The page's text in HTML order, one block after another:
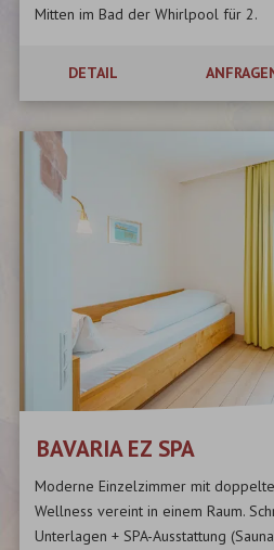
Mitten im Bad der Whirlpool für 2.
DETAIL
BAVARIA EZ SPA
Moderne Einzelzimmer mit
Wellness vereint in einem Raum.
Unterlagen + SPA-Ausstattung